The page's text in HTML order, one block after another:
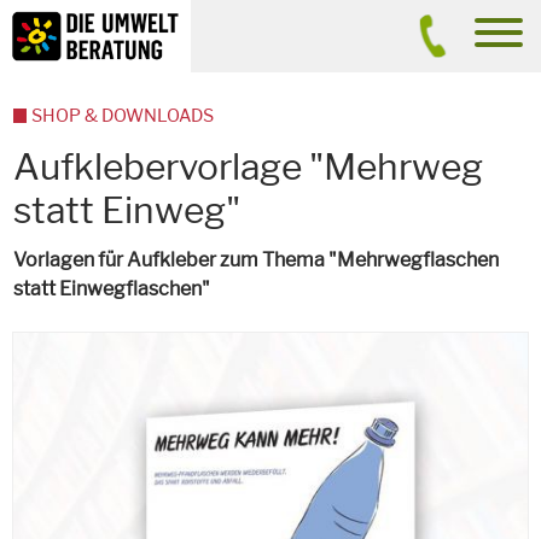
Inhalt
Suche
Aufklebervorlage "Mehrweg
statt Einweg"
Vorlagen für Aufkleber zum Thema "Mehrwegflaschen
statt Einwegflaschen"
SHOP & DOWNLOADS